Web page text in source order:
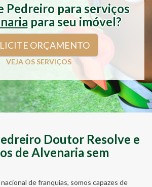
Pedreiro para serviços
para seu imóvel?
ORÇAMENTO
VEJA OS SERVIÇOS
Doutor Resolve e
de Alvenaria sem
de franquias, somos capazes de